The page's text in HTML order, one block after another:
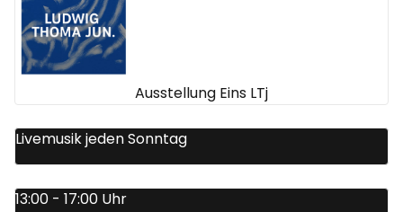
Ausstellung Eins LTj
Livemusik jeden Sonntag
13:00 - 17:00 Uhr